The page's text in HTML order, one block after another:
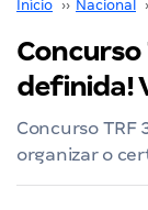
Início ›› Nacional
Concurso
definida!
Concurso TRF
organizar o